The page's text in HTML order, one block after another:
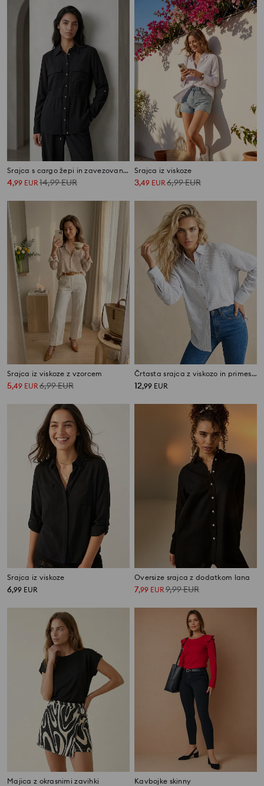
Srajca s cargo žepi in zavezovanjem v pasu
4,99 EUR 14,99EUR
Srajca iz viskoze
3,49 EUR 6,99EUR
Srajca iz viskoze z vzorcem
5,49 EUR6,99EUR
Črtasta srajca z viskozo in primesjo lanu
12,99 EUR
Srajca iz viskoze
6,99 EUR
Oversize srajca z dodatkom lana
7,99 EUR9,99EUR
Majica z okrasnimi zavihki Kavbojke skinny